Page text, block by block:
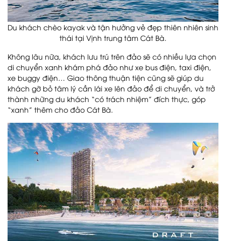
Du khách chèo kayak và tận hưởng vẻ đẹp thiên nhiên sinh
thái tại Vịnh trung tâm Cát Bà.
Không lâu nữa, khách lưu trú trên đảo sẽ có nhiều lựa chọn
di chuyển xanh khám phá đảo như xe bus điện, taxi điện,
xe buggy điện… Giao thông thuận tiện cũng sẽ giúp du
khách gỡ bỏ tâm lý cần lái xe lên đảo để di chuyển, và trở
thành những du khách “có trách nhiệm” đích thực, góp
“xanh” thêm cho đảo Cát Bà.